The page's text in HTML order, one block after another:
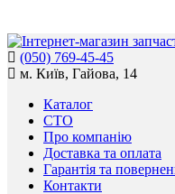
(050) 769-45-45
м. Київ, Гайова, 14
Каталог
СТО
Про компанію
Доставка та оплата
Гарантія та
Контакти